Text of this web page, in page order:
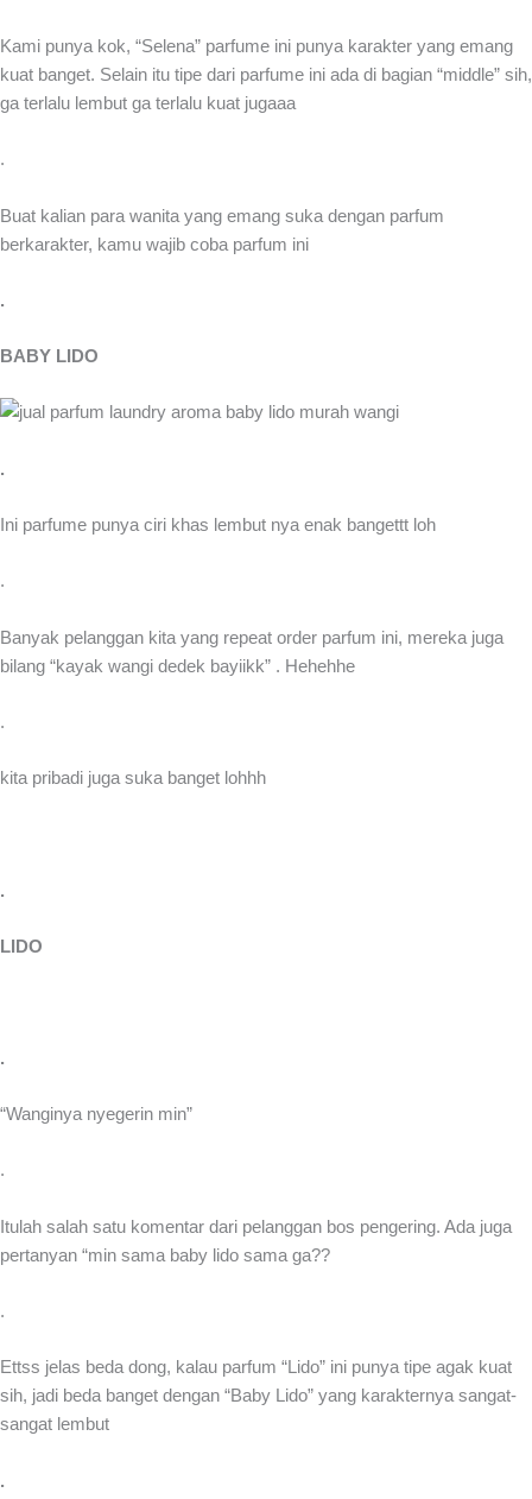
Kami punya kok, “Selena” parfume ini punya karakter yang emang
kuat banget. Selain itu tipe dari parfume ini ada di bagian “middle” sih,
ga terlalu lembut ga terlalu kuat jugaaa
.
Buat kalian para wanita yang emang suka dengan parfum
berkarakter, kamu wajib coba parfum ini
.
BABY LIDO
.
Ini parfume punya ciri khas lembut nya enak bangettt loh
.
Banyak pelanggan kita yang repeat order parfum ini, mereka juga
bilang “kayak wangi dedek bayiikk” . Hehehhe
.
kita pribadi juga suka banget lohhh
.
LIDO
.
“Wanginya nyegerin min”
.
Itulah salah satu komentar dari pelanggan bos pengering. Ada juga
pertanyan “min sama baby lido sama ga??
.
Ettss jelas beda dong, kalau parfum “Lido” ini punya tipe agak kuat
sih, jadi beda banget dengan “Baby Lido” yang karakternya sangat-
sangat lembut
.